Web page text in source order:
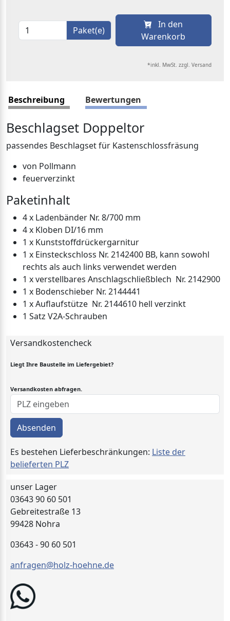
Paket(e)
In den
Warenkorb
*inkl. MwSt. zzgl. Versand
Beschreibung Bewertungen
Beschlagset Doppeltor
passendes Beschlagset für Kastenschlossfräsung
von Pollmann
feuerverzinkt
Paketinhalt
4 x Ladenbänder Nr. 8/700 mm
4 x Kloben DI/16 mm
1 x Kunststoffdrückergarnitur
1 x Einsteckschloss Nr. 2142400 BB, kann sowohl
rechts als auch links verwendet werden
1 x verstellbares Anschlagschließblech Nr. 2142900
1 x Bodenschieber Nr. 2144441
1 x Auflaufstütze Nr. 2144610 hell verzinkt
1 Satz V2A-Schrauben
Versandkostencheck
Liegt Ihre Baustelle im Liefergebiet?
Versandkosten abfragen.
Absenden
Es bestehen Lieferbeschränkungen: Liste der
belieferten PLZ
unser Lager
03643 90 60 501
Gebreitestraße 13
99428 Nohra
03643 - 90 60 501
anfragen@holz-hoehne.de